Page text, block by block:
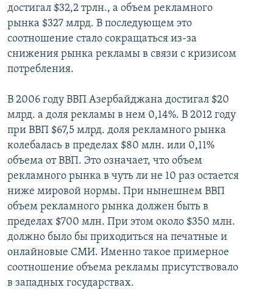
достигал $32,2 трлн., а объем рекламного
рынка $327 млрд. В последующем это
соотношение стало сокращаться из-за
снижения рынка рекламы в связи с кризисом
потребления.
В 2006 году ВВП Азербайджана достигал $20
млрд. а доля рекламы в нем 0,14%. В 2012 году
при ВВП $67,5 млрд. доля рекламного рынка
колебалась в пределах $80 млн. или 0,11%
объема от ВВП. Это означает, что объем
рекламного рынка в чуть ли не 10 раз остается
ниже мировой нормы. При нынешнем ВВП
объем рекламного рынка должен быть в
пределах $700 млн. При этом около $350 млн.
должно было бы приходиться на печатные и
онлайновые СМИ. Именно такое примерное
соотношение объема рекламы присутствовало
в западных государствах.